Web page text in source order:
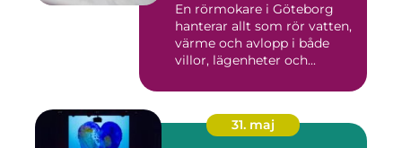
En rörmokare i Göteborg
hanterar allt som rör vatten,
värme och avlopp i både
villor, lägenheter och...
31. maj